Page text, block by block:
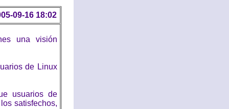
09-16 18:02
una visión
de Linux
usuarios de
satisfechos,